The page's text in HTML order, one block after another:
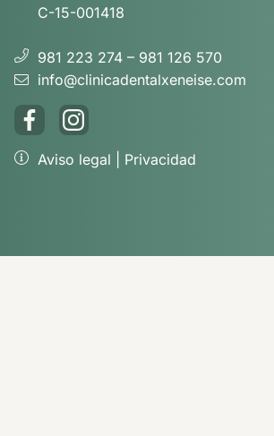
C-15-001418
981 223 274 – 981 126 570
info@clinicadentalxeneise.com
Aviso legal Privacidad